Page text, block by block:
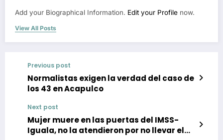
Add your Biographical Information. Edit your Profile now.
View All Posts
Previous post
Normalistas exigen la verdad del caso de
los 43 en Acapulco
Next post
Mujer muere en las puertas del IMSS-
Iguala, no la atendieron por no llevar el